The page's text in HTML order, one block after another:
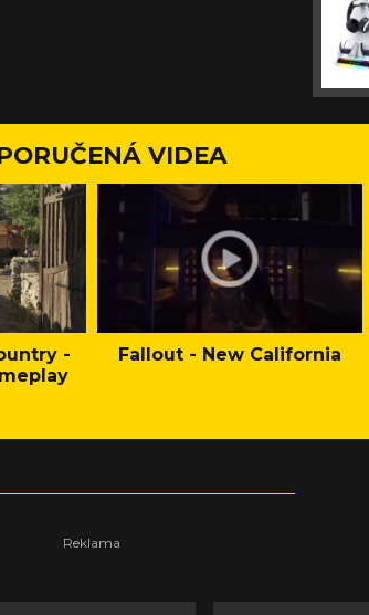
VIDEA
-
Fallout - New California